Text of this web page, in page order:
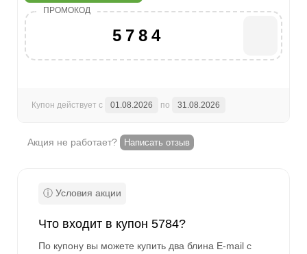
5784
Купон действует с 01.08.2026 по 31.08.2026
Акция не работает? Написать отзыв
Что входит в купон 5784?
По купону вы можете купить два блина E-mail с